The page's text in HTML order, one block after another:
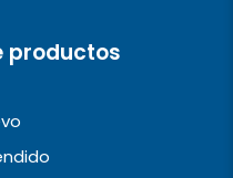
productos